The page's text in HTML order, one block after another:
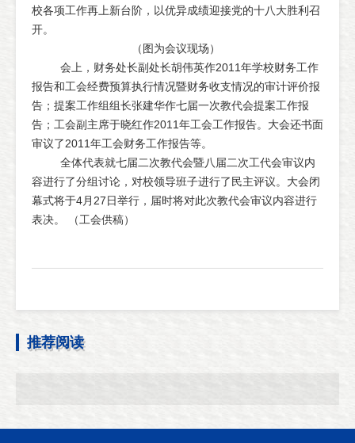
校各项工作再上新台阶，以优异成绩迎接党的十八大胜利召
开。
（图为会议现场）
会上，财务处长副处长胡伟英作2011年学校财务工作
报告和工会经费预算执行情况暨财务收支情况的审计评价报
告；提案工作组组长张建华作七届一次教代会提案工作报
告；工会副主席于晓红作2011年工会工作报告。大会还书面
审议了2011年工会财务工作报告等。
全体代表就七届二次教代会暨八届二次工代会审议内
容进行了分组讨论，对校领导班子进行了民主评议。大会闭
幕式将于4月27日举行，届时将对此次教代会审议内容进行
表决。 （工会供稿）
推荐阅读